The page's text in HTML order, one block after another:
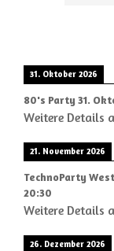
31. Oktober 2026
80's Party31.
Weitere Details
21. November 2026
TechnoParty
20:30
Weitere Details
26. Dezember 2026